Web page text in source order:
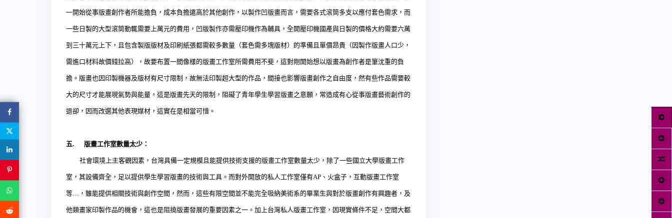
一開始從事版畫創作者所能擔負，成本負擔遠高於其他創作，以製作凹版畫而言，需要各式滾筒多支以應付套色需求，而
一些日製的大型滾筒動輒需要上萬元的費用，凹版製作亦需壓印機作為輔具，全開壓印機國產與日製的價格大約需要六萬
到三十萬元上下，且包含製版版材及印刷紙張都需較多數量（套色需多塊版材）的準備且單價昂貴（因製作版畫人口少，
需進口材料故價錢拉高），故要布置一間像樣的版畫工作室所需費用不斐，這對剛開始想以版畫為創作者是筆沈重的負
擔。版畫也因印製機器及版材有尺寸限制，故無法印製超大型的作品，間接也影響版畫創作之自由度，然有些作品需要較
大的尺寸才能展現氣勢與能量，這是版畫先天的限制，阻礙了青年學生學習版畫之意願，常造成有心從事版畫藝術創作的
退卻，因而改選其他表現媒材，這實在是相當可惜。
五. 版畫工作室數量太少：
社會環境上主客觀因素，台灣具備一定規模且能提供技術支援的版畫工作室數量太少，除了一些國立大學版畫工作
室，其設備齊全，足以提供學生學習版畫的技術與工具。而對外開放的私人工作室僅有AP 、火盒子，互動版畫工作室
等… ，雖能提供相關技術與創作空間，然而 ， 這些有限空間並不能完全吸納美術系的畢業生與對於版畫創作有興趣者，及
他類畫家印製作品的機會，這也是阻撓版畫發展的重要因素之一。加上台灣私人版畫工作室，因現實條件不足，空間大都